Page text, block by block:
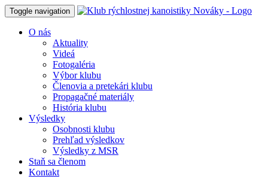
Toggle navigation
O nás
Aktuality
Videá
Fotogaléria
Výbor klubu
Členovia a pretekári klubu
Propagačné materiály
História klubu
Výsledky
Osobnosti klubu
Prehľad výsledkov
Výsledky z MSR
Staň sa členom
Kontakt